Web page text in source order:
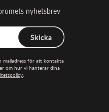
nyhetsbrev
Skicka
mailadress för att kontakta
om hur vi hanterar dina
.